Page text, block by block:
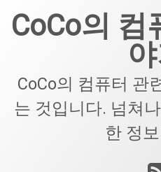
content
CoCo의 컴
야
CoCo의 컴퓨터 관
는 것입니다. 넘쳐
한 정